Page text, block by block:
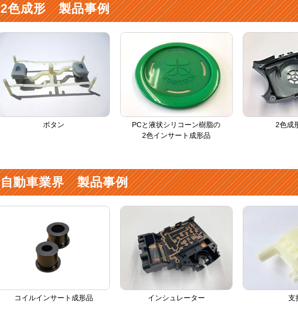
2色成形 製品事例
ボタン
PCと液状シリコーン樹脂の
2色インサート成形品
2色成
自動車業界 製品事例
コイルインサート成形品 インシュレーター 支